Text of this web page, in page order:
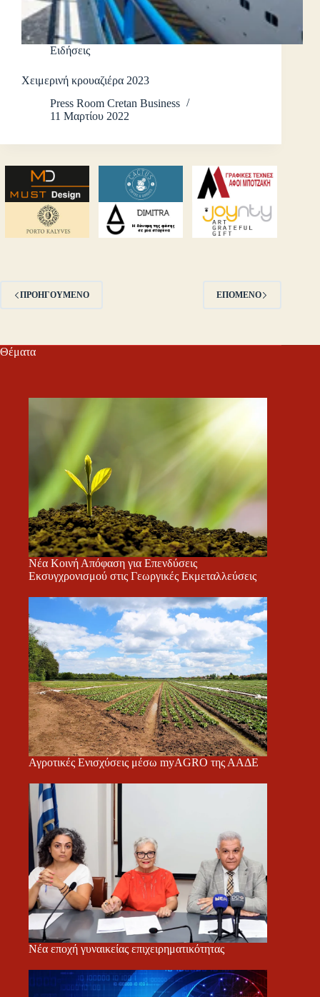
Ειδήσεις
Χειμερινή κρουαζιέρα 2023
Press Room Cretan Business
11 Μαρτίου 2022
ΠΡΟΗΓΟΎΜΕΝΟ ΕΠΌΜΕΝΟ
Θέματα
Νέα Κοινή Απόφαση για Επενδύσεις
Εκσυγχρονισμού στις Γεωργικές Εκμεταλλεύσεις
Αγροτικές Ενισχύσεις μέσω myAGRO της ΑΑΔΕ
Νέα εποχή γυναικείας επιχειρηματικότητας